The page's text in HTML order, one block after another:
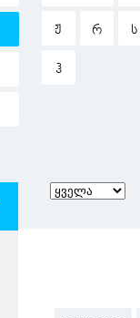
Ჟ Რ Ს
Ჰ